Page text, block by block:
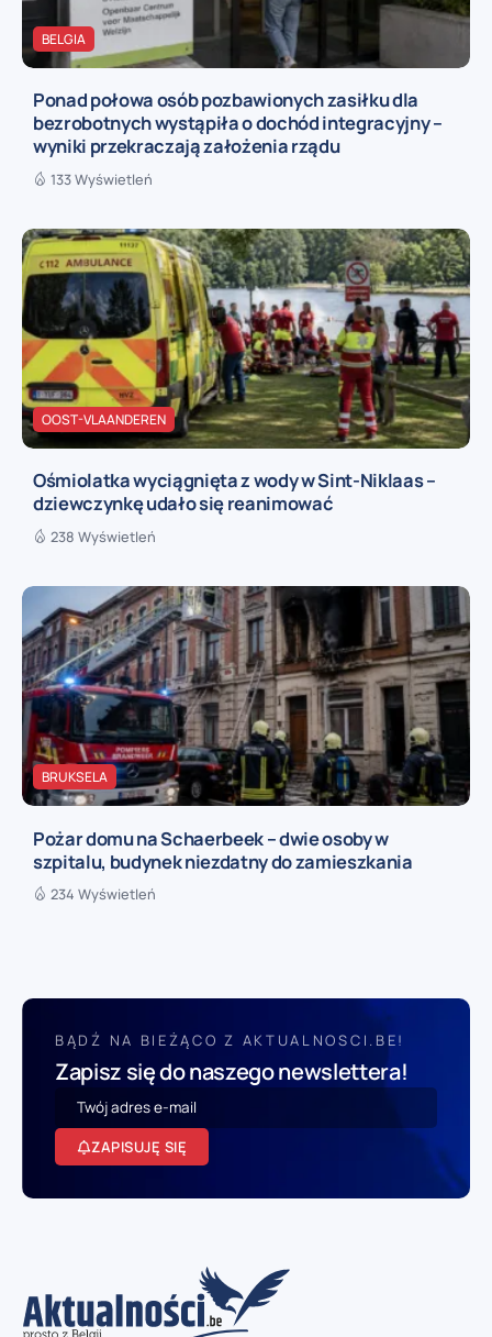
BELGIA
Ponad połowa osób pozbawionych zasiłku dla
bezrobotnych wystąpiła o dochód integracyjny –
wyniki przekraczają założenia rządu
133 Wyświetleń
OOST-VLAANDEREN
Ośmiolatka wyciągnięta z wody w Sint-Niklaas –
dziewczynkę udało się reanimować
238 Wyświetleń
BRUKSELA
Pożar domu na Schaerbeek – dwie osoby w
szpitalu, budynek niezdatny do zamieszkania
234 Wyświetleń
BĄDŹ NA BIEŻĄCO Z AKTUALNOSCI.BE!
Zapisz się do naszego newslettera!
ZAPISUJĘ SIĘ